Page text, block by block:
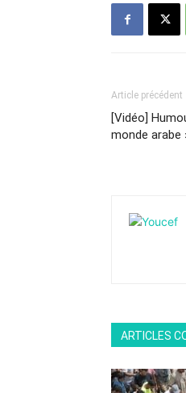
Article précédent
[Vidéo]
monde arabe
ARTICLES